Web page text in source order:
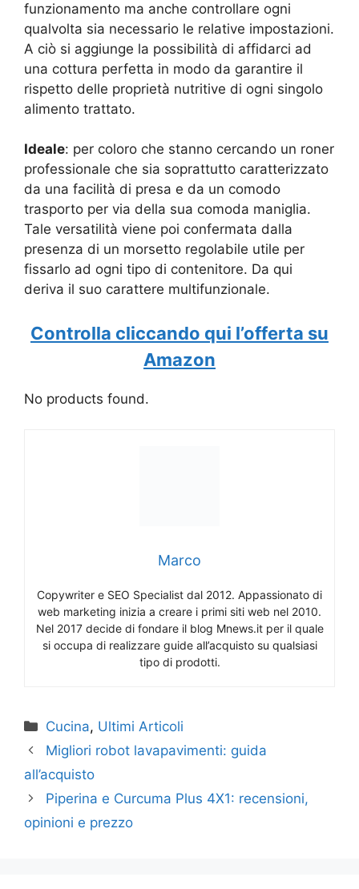
funzionamento ma anche controllare ogni
qualvolta sia necessario le relative impostazioni.
A ciò si aggiunge la possibilità di affidarci ad
una cottura perfetta in modo da garantire il
rispetto delle proprietà nutritive di ogni singolo
alimento trattato.
Ideale: per coloro che stanno cercando un roner
professionale che sia soprattutto caratterizzato
da una facilità di presa e da un comodo
trasporto per via della sua comoda maniglia.
Tale versatilità viene poi confermata dalla
presenza di un morsetto regolabile utile per
fissarlo ad ogni tipo di contenitore. Da qui
deriva il suo carattere multifunzionale.
Controlla cliccando qui l’offerta su
Amazon
No products found.
Marco
Copywriter e SEO Specialist dal 2012. Appassionato di
web marketing inizia a creare i primi siti web nel 2010.
Nel 2017 decide di fondare il blog Mnews.it per il quale
si occupa di realizzare guide all’acquisto su qualsiasi
tipo di prodotti.
Categorie
Cucina, Ultimi Articoli
Migliori robot lavapavimenti: guida
all’acquisto
Piperina e Curcuma Plus 4X1: recensioni,
opinioni e prezzo